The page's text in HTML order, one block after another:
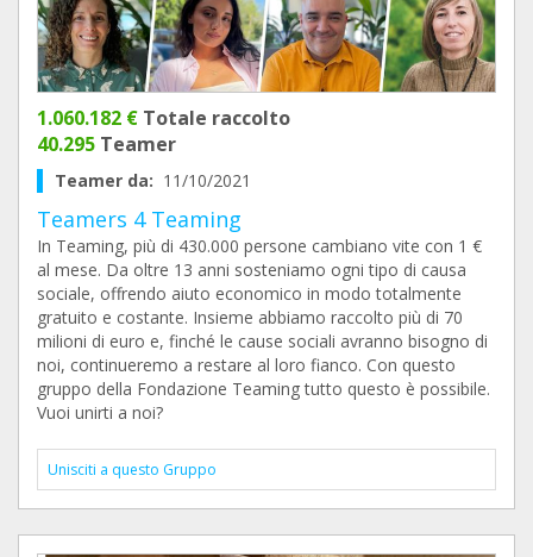
1.060.182 € Totale raccolto
40.295 Teamer
Teamer da: 11/10/2021
Teamers 4 Teaming
In Teaming, più di 430.000 persone cambiano vite con 1 €
al mese. Da oltre 13 anni sosteniamo ogni tipo di causa
sociale, offrendo aiuto economico in modo totalmente
gratuito e costante. Insieme abbiamo raccolto più di 70
milioni di euro e, finché le cause sociali avranno bisogno di
noi, continueremo a restare al loro fianco. Con questo
gruppo della Fondazione Teaming tutto questo è possibile.
Vuoi unirti a noi?
Unisciti a questo Gruppo